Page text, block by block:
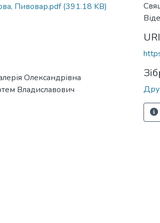
Пивовар.pdf(391.18 KB)
Олександрівна
Владиславович
URI